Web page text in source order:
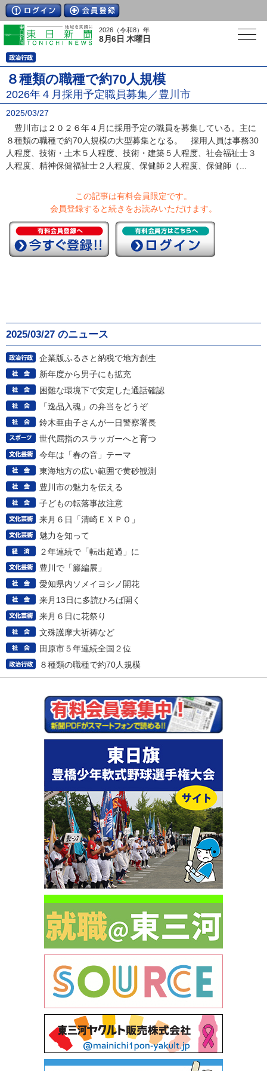
2026（令和8）年
8月6日 木曜日
８種類の職種で約70人規模
2026年４月採用予定職員募集／豊川市
2025/03/27
豊川市は２０２６年４月に採用予定の職員を募集している。主に
８種類の職種で約70人規模の大型募集となる。 採用人員は事務30
人程度、技術・土木５人程度、技術・建築５人程度、社会福祉士３
人程度、精神保健福祉士２人程度、保健師２人程度、保健師（...
この記事は有料会員限定です。
会員登録すると続きをお読みいただけます。
2025/03/27 のニュース
企業版ふるさと納税で地方創生
新年度から男子にも拡充
困難な環境下で安定した通話確認
「逸品入魂」の弁当をどうぞ
鈴木亜由子さんが一日警察署長
世代屈指のスラッガーへと育つ
今年は「春の音」テーマ
東海地方の広い範囲で黄砂観測
豊川市の魅力を伝える
子どもの転落事故注意
来月６日「清崎ＥＸＰＯ」
魅力を知って
２年連続で「転出超過」に
豊川で「籐編展」
愛知県内ソメイヨシノ開花
来月13日に多読ひろば開く
来月６日に花祭り
文殊護摩大祈祷など
田原市５年連続全国２位
８種類の職種で約70人規模